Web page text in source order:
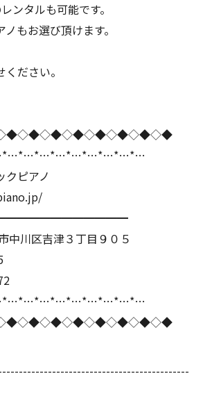
ンタルも可能です。
もお選び頂けます。
ださい。
クピアノ
中川区吉津３丁目９０５